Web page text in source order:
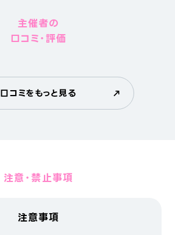
主催者の
口コミ・評価
口コミをもっと見る
注意・禁止事項
注意事項